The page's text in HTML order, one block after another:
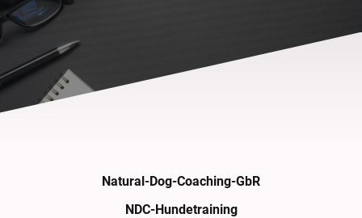
Natural-Dog-Coaching-GbR
NDC-Hundetraining